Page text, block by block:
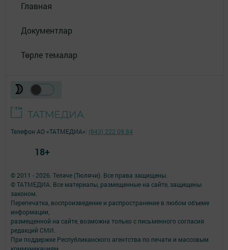
Главная
Документлар
Төрле темалар
© 2011 - 2026. Теләче (Тюлячи). Все права защищены.
© ТАТМЕДИА. Все материалы, размещенные на сайте, защищены
законом.
Перепечатка, воспроизведение и распространение в любом объеме
информации,
размещенной на сайте, возможна только с письменного согласия
редакций СМИ.
При поддержке Республиканского агентства по печати и массовым
Телефон АО «ТАТМЕДИА»: (843) 222 09 84
18+